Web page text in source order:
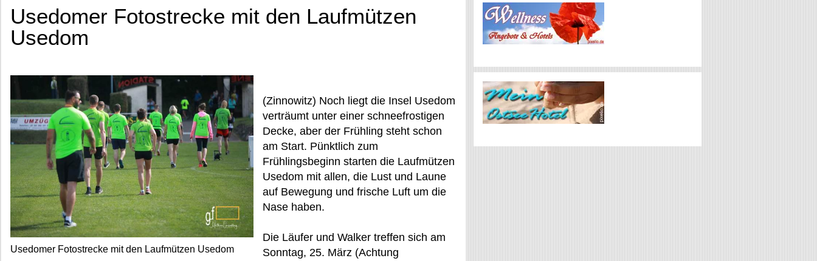
Usedomer Fotostrecke mit den Laufmützen
Usedom
Usedomer Fotostrecke mit den Laufmützen Usedom
(Zinnowitz) Noch liegt die Insel Usedom
verträumt unter einer schneefrostigen
Decke, aber der Frühling steht schon
am Start. Pünktlich zum
Frühlingsbeginn starten die Laufmützen
Usedom mit allen, die Lust und Laune
auf Bewegung und frische Luft um die
Nase haben.
Die Läufer und Walker treffen sich am
Sonntag, 25. März (Achtung